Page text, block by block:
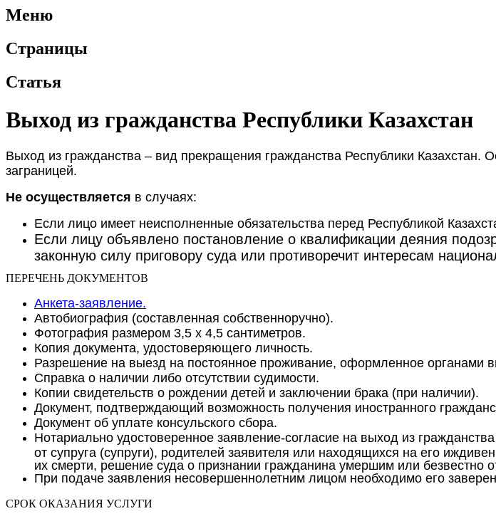
Меню
Страницы
Статья
Выход из гражданства Республики Казахстан
Выход из гражданства – вид прекращения гражданства Республики
заграницей.
Не осуществляется в случаях:
Если лицо имеет неисполненные обязательства перед Республикой
Если лицу объявлено постановление о квалификации деяния
законную силу приговору суда или противоречит интересам
ПЕРЕЧЕНЬ ДОКУМЕНТОВ
Анкета-заявление.
Автобиография (составленная собственноручно).
Фотография размером 3,5 х 4,5 сантиметров.
Копия документа, удостоверяющего личность.
Разрешение на выезд на постоянное проживание, оформленное органами
Справка о наличии либо отсутствии судимости.
Копии свидетельств о рождении детей и заключении брака (при наличии).
Документ, подтверждающий возможность получения иностранного
Документ об уплате консульского сбора.
Нотариально удостоверенное заявление-согласие на выход из
от супруга (супруги), родителей заявителя или находящихся на его
их смерти, решение суда о признании гражданина умершим или безвестно
При подаче заявления несовершеннолетним лицом необходимо его
СРОК ОКАЗАНИЯ УСЛУГИ